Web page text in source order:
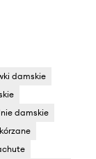
damskie
damskie